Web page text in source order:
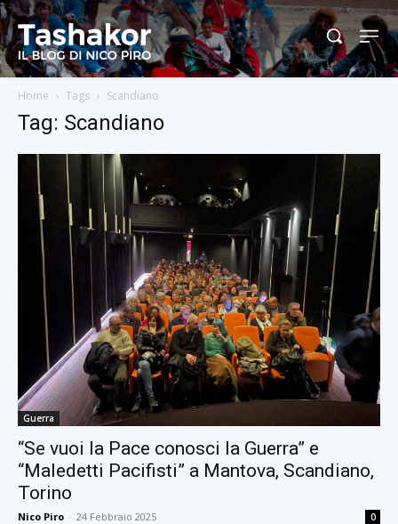
Home Tags Scandiano
Tag: Scandiano
Guerra
“Se vuoi la Pace conosci la Guerra” e
“Maledetti Pacifisti” a Mantova, Scandiano,
Torino
Nico Piro - 24 Febbraio 2025 0